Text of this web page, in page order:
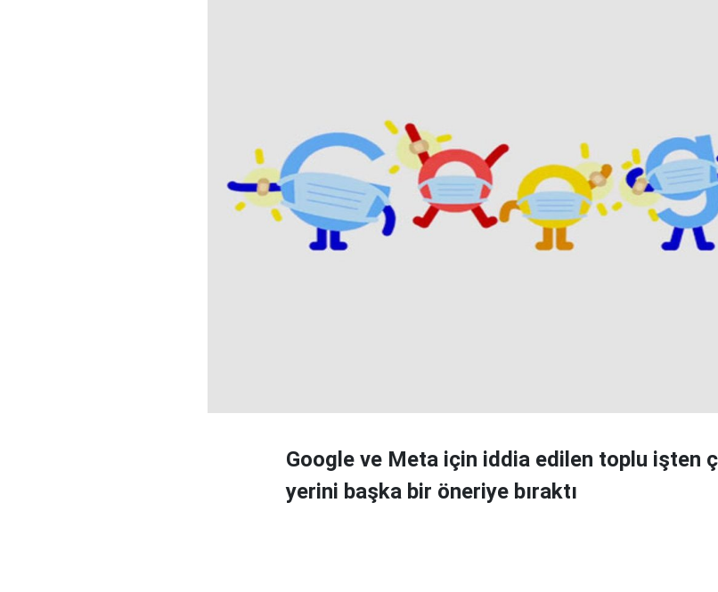
Google ve Meta için iddia edilen toplu işten
yerini başka bir öneriye bıraktı